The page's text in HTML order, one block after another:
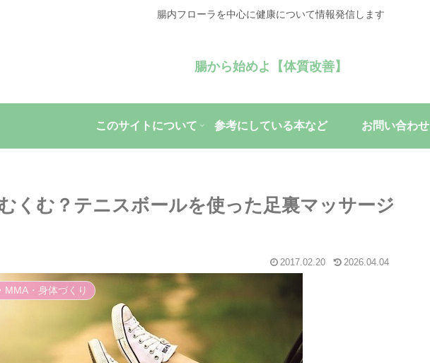
腸内フローラを中心に健康について情報発信します
腸から始めよ【体質改善】
このサイトについて 参考にしている本など お問い合わせ
くむ？テニスボールを使った足裏マッサージ
2017.02.20 2026.04.04
MMA・身体づくり